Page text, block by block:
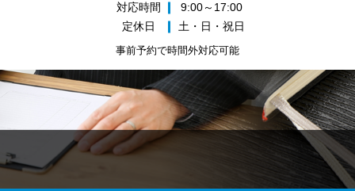
対応時間
9:00～17:00
定休日
土・日・祝日
事前予約で時間外対応可能